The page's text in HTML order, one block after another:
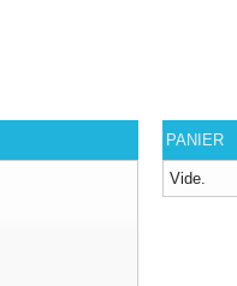
PANIER
Vide.